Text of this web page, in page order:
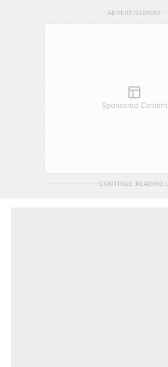
ADVERTISEMENT
Sponsored Content
CONTINUE READING